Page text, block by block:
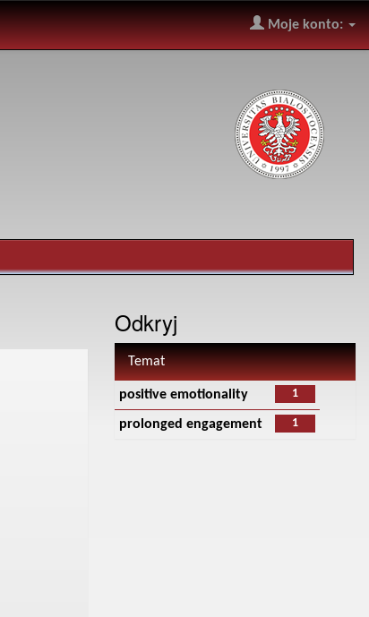
Moje konto:
Odkryj
Temat
1
positive emotionality
1
prolonged engagement